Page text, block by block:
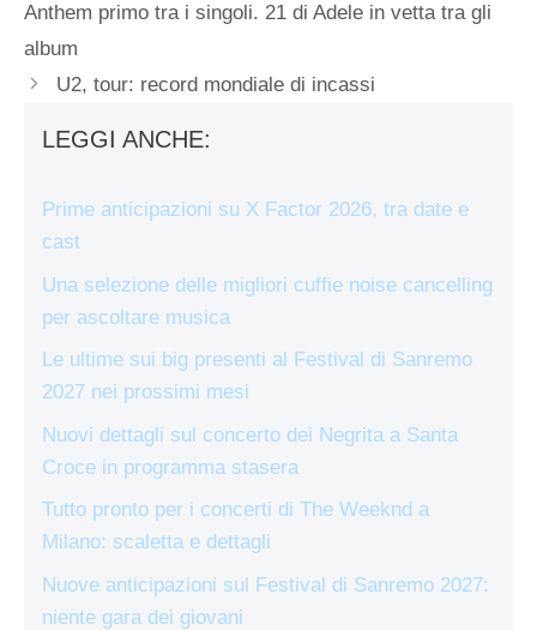
Anthem primo tra i singoli. 21 di Adele in vetta tra gli
album
U2, tour: record mondiale di incassi
LEGGI ANCHE:
Prime anticipazioni su X Factor 2026, tra date e
cast
Una selezione delle migliori cuffie noise cancelling
per ascoltare musica
Le ultime sui big presenti al Festival di Sanremo
2027 nei prossimi mesi
Nuovi dettagli sul concerto dei Negrita a Santa
Croce in programma stasera
Tutto pronto per i concerti di The Weeknd a
Milano: scaletta e dettagli
Nuove anticipazioni sul Festival di Sanremo 2027:
niente gara dei giovani